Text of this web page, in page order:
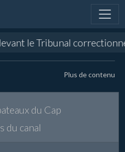
le Tribunal
Plus de contenu
du Cap
du canal